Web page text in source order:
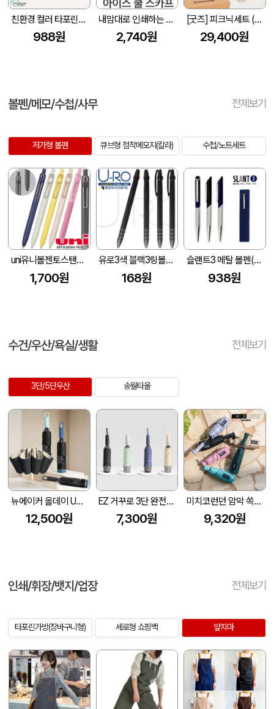
친환경 컬러 타포린백 대형(2색) (중량 140g±5)(400x250x400mm)
988원
내맘대로 인쇄하는 아이스 쿨 스카프(전면인쇄)
2,740원
[굿즈] 피크닉세트 (보온보냉백+핸디선풍기+텀블러)
29,400원
볼펜/메모/수첩/사무 전체보기
저가형 볼펜 큐브형 점착메모지(칼라) 수첩/노트세트
uni유니볼젠토스탠다드수성펜0.5
1,700원
유로3색 블랙3링볼펜(독일잉크/컬러인쇄가능)
168원
슬랜트3 메탈 볼펜(1.0)
938원
수건/우산/욕실/생활 전체보기
3단/5단우산 송월타올
뉴에이커 올데이 UV차단 8K 3단 거꾸로 자동 양우산 고리 손잡이
12,500원
EZ 거꾸로 3단 완전자동 양우산
7,300원
미치코런던 암막 쏙쏙 5단우산 (M062)
9,320원
인쇄/휘장/뱃지/업장 전체보기
타포린가방(장바구니형) 세로형 쇼핑백 앞치마